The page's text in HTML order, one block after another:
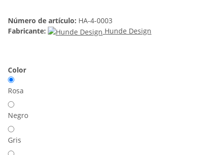
Número de artículo: HA-4-0003
Fabricante:
Hunde Design
Color
Rosa
Negro
Gris